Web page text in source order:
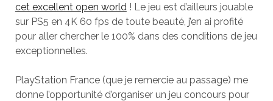
cet excellent open world! Le jeu est d’ailleurs jouable
sur PS5 en 4K 60 fps de toute beauté, j’en ai profité
pour aller chercher le 100% dans des conditions de jeu
exceptionnelles.
PlayStation France (que je remercie au passage) me
donne l’opportunité d’organiser un jeu concours pour